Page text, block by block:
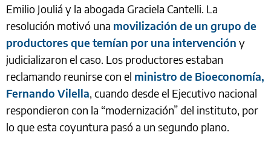
Emilio Jouliá y la abogada Graciela Cantelli. La
resolución motivó una movilización de un grupo de
productores que temían por una intervención y
judicializaron el caso. Los productores estaban
reclamando reunirse con el ministro de Bioeconomía,
Fernando Vilella, cuando desde el Ejecutivo nacional
respondieron con la “modernización” del instituto, por
lo que esta coyuntura pasó a un segundo plano.